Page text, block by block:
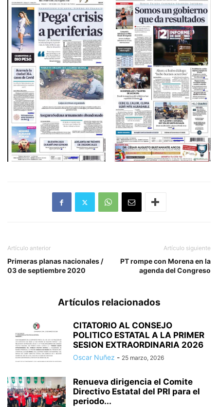
Artículo anterior
Primeras planas nacionales /
03 de septiembre 2020
Artículo siguiente
PT rompe con Morena en la
agenda del Congreso
Artículos relacionados
CITATORIO AL CONSEJO
POLITICO ESTATAL A LA PRIMER
SESION EXTRAORDINARIA 2026
Oscar Nuñez - 25 marzo, 2026
Renueva dirigencia el Comite
Directivo Estatal del PRI para el
periodo...